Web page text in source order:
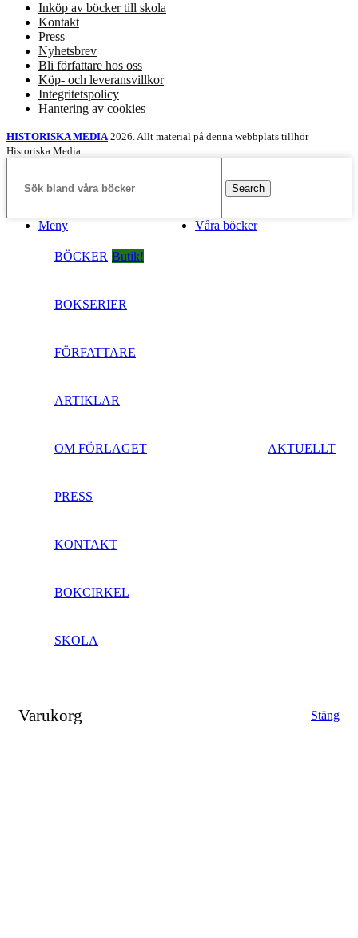
Inköp av böcker till skola
Kontakt
Press
Nyhetsbrev
Bli författare hos oss
Köp- och leveransvillkor
Integritetspolicy
Hantering av cookies
HISTORISKA MEDIA2026. Allt material på denna webbplats tillhör
Historiska Media.
Search
Meny Våra böcker
BÖCKER Butik!
BOKSERIER
FÖRFATTARE
ARTIKLAR
OM FÖRLAGET AKTUELLT
PRESS
KONTAKT
BOKCIRKEL
SKOLA
Varukorg Stäng